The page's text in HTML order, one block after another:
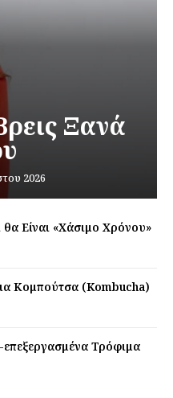
τώρα!
Ξανά
2026
Είναι «Χάσιμο Χρόνου»
Κομπούτσα (Kombucha)
Τρόφιμα